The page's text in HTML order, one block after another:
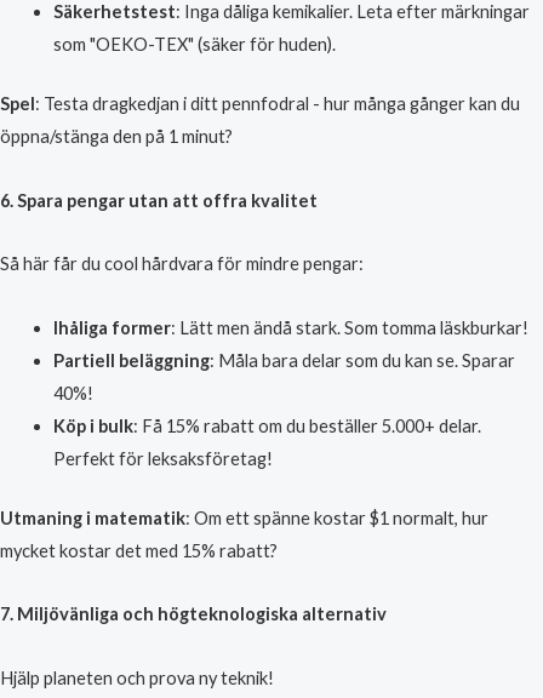
Säkerhetstest: Inga dåliga kemikalier. Leta efter märkningar
som "OEKO-TEX" (säker för huden).
Spel: Testa dragkedjan i ditt pennfodral - hur många gånger kan du
öppna/stänga den på 1 minut?
6. Spara pengar utan att offra kvalitet
Så här får du cool hårdvara för mindre pengar:
Ihåliga former: Lätt men ändå stark. Som tomma läskburkar!
Partiell beläggning: Måla bara delar som du kan se. Sparar
40%!
Köp i bulk: Få 15% rabatt om du beställer 5.000+ delar.
Perfekt för leksaksföretag!
Utmaning i matematik: Om ett spänne kostar $1 normalt, hur
mycket kostar det med 15% rabatt?
7. Miljövänliga och högteknologiska alternativ
Hjälp planeten och prova ny teknik!